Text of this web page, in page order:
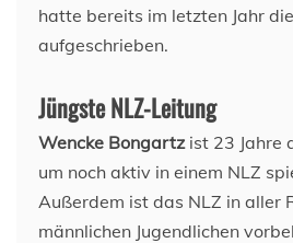
hatte bereits im letzten Jahr die
aufgeschrieben.
Jüngste NLZ-Leitung
Wencke Bongartzist 23 Jahre
um noch aktiv in einem NLZ
Außerdem ist das NLZ in aller
männlichen Jugendlichen